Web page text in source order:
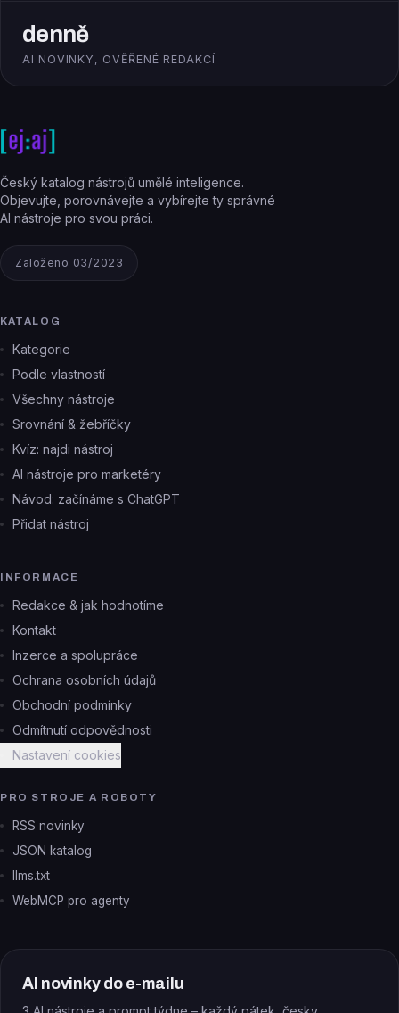
denně
AI NOVINKY, OVĚŘENÉ REDAKCÍ
Český katalog nástrojů umělé inteligence.
Objevujte, porovnávejte a vybírejte ty správné
AI nástroje pro svou práci.
Založeno 03/2023
KATALOG
Kategorie
Podle vlastností
Všechny nástroje
Srovnání & žebříčky
Kvíz: najdi nástroj
AI nástroje pro marketéry
Návod: začínáme s ChatGPT
Přidat nástroj
INFORMACE
Redakce & jak hodnotíme
Kontakt
Inzerce a spolupráce
Ochrana osobních údajů
Obchodní podmínky
Odmítnutí odpovědnosti
Nastavení cookies
PRO STROJE A ROBOTY
RSS novinky
JSON katalog
llms.txt
WebMCP pro agenty
AI novinky do e-mailu